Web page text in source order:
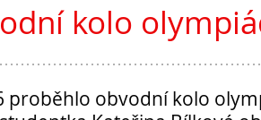
kolo
proběhlo obvodní kolo